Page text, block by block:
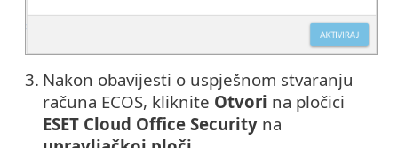
3. Nakon obavijesti o uspješnom stvaranju
računa ECOS, kliknite Otvori na pločici
ESET Cloud Office Security na